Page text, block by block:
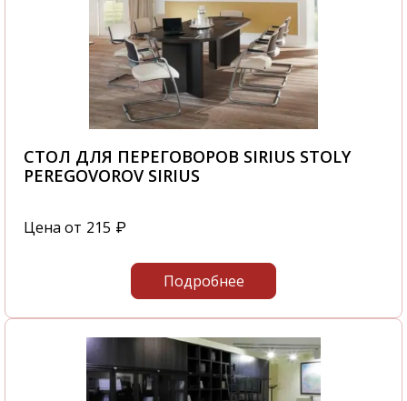
СТОЛ ДЛЯ ПЕРЕГОВОРОВ SIRIUS STOLY
PEREGOVOROV SIRIUS
Цена от 215 ₽
Подробнее